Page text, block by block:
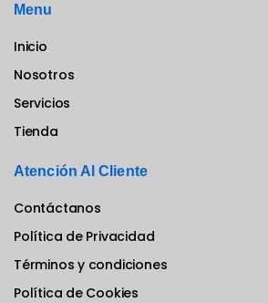
Menu
Inicio
Nosotros
Servicios
Tienda
Atención Al Cliente
Contáctanos
Política de Privacidad
Términos y condiciones
Política de Cookies